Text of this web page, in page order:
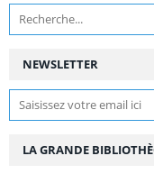
NEWSLETTER
LA GRANDE